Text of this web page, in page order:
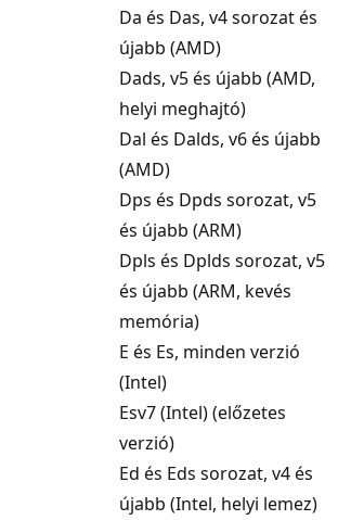
Da és Das, v4 sorozat és
újabb (AMD)
Dads, v5 és újabb (AMD,
helyi meghajtó)
Dal és Dalds, v6 és újabb
(AMD)
Dps és Dpds sorozat, v5
és újabb (ARM)
Dpls és Dplds sorozat, v5
és újabb (ARM, kevés
memória)
E és Es, minden verzió
(Intel)
Esv7 (Intel) (előzetes
verzió)
Ed és Eds sorozat, v4 és
újabb (Intel, helyi lemez)